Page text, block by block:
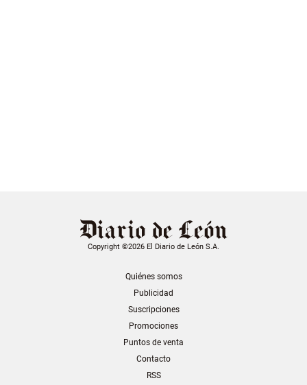
Copyright ©2026 El Diario de León S.A.
Quiénes somos
Publicidad
Suscripciones
Promociones
Puntos de venta
Contacto
RSS